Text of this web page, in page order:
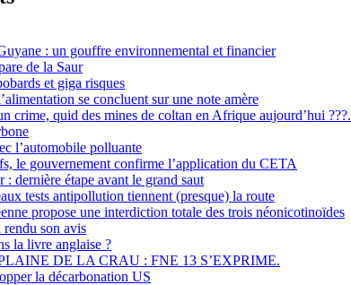
: un gouffre environnemental et financier
de la Saur
et giga risques
se concluent sur une note amère
crime, quid des mines de coltan en Afrique aujourd’hui ???.
l’automobile polluante
le gouvernement confirme l’application du CETA
: dernière étape avant le grand saut
tests antipollution tiennent (presque) la route
propose une interdiction totale des trois néonicotinoïdes
son avis
la livre anglaise ?
DE LA CRAU : FNE 13 S’EXPRIME.
la décarbonation US